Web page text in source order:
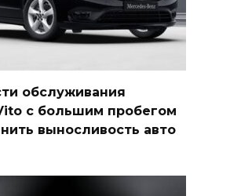
обслуживания
с большим пробегом
выносливость авто